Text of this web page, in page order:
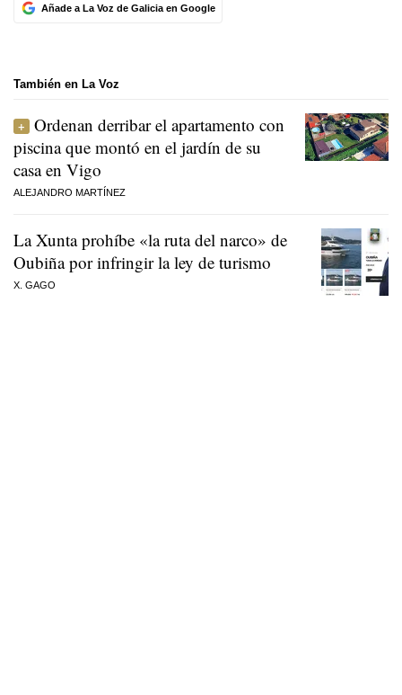
Añade a La Voz de Galicia en Google
También en La Voz
Ordenan derribar el apartamento con
piscina que montó en el jardín de su
casa en Vigo
ALEJANDRO MARTÍNEZ
La Xunta prohíbe «la ruta del narco» de
Oubiña por infringir la ley de turismo
X. GAGO